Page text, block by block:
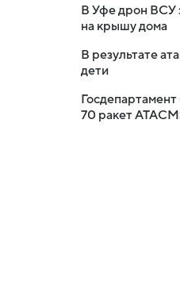
В Уфе дрон ВСУ
на крышу дома
В результате
дети
70 ракет